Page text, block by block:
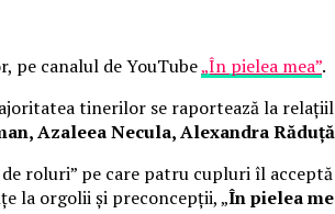
pe canalul de YouTube„În pielea mea”.
tinerilor se raportează la
Azaleea Necula, Alexandra
de roluri” pe care patru cupluri îl
la orgolii și preconcepții, „În pielea